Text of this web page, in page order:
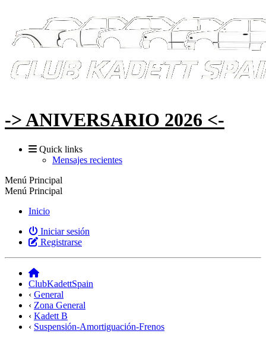
-> ANIVERSARIO 2026 <-
Quick links
Mensajes recientes
Menú Principal
Menú Principal
Inicio
Iniciar sesión
Registrarse
ClubKadettSpain
‹ General
‹ Zona General
‹ Kadett B
‹ Suspensión-Amortiguación-Frenos